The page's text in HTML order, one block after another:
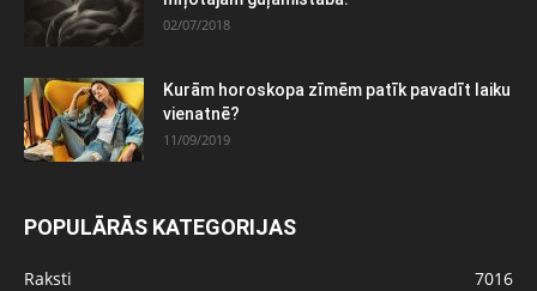
02/07/2018
Kurām horoskopa zīmēm patīk pavadīt laiku
vienatnē?
11/09/2019
POPULĀRĀS KATEGORIJAS
Raksti
7016